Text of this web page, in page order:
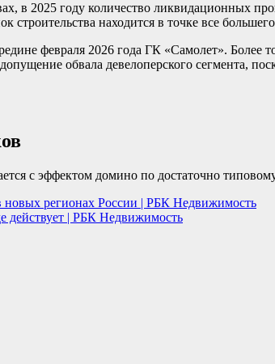
в 2025 году количество ликвидационных
строительства находится в точке все
февраля 2026 года ГК «Самолет». Более
обвала девелоперского сегмента,
с эффектом домино по достаточно
регионах России | РБК Недвижимость
действует | РБК Недвижимость